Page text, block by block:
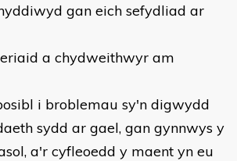
gan eich sefydliad ar
a chydweithwyr am
i broblemau sy'n digwydd
sydd ar gael, gan gynnwys y
a'r cyfleoedd y maent yn eu